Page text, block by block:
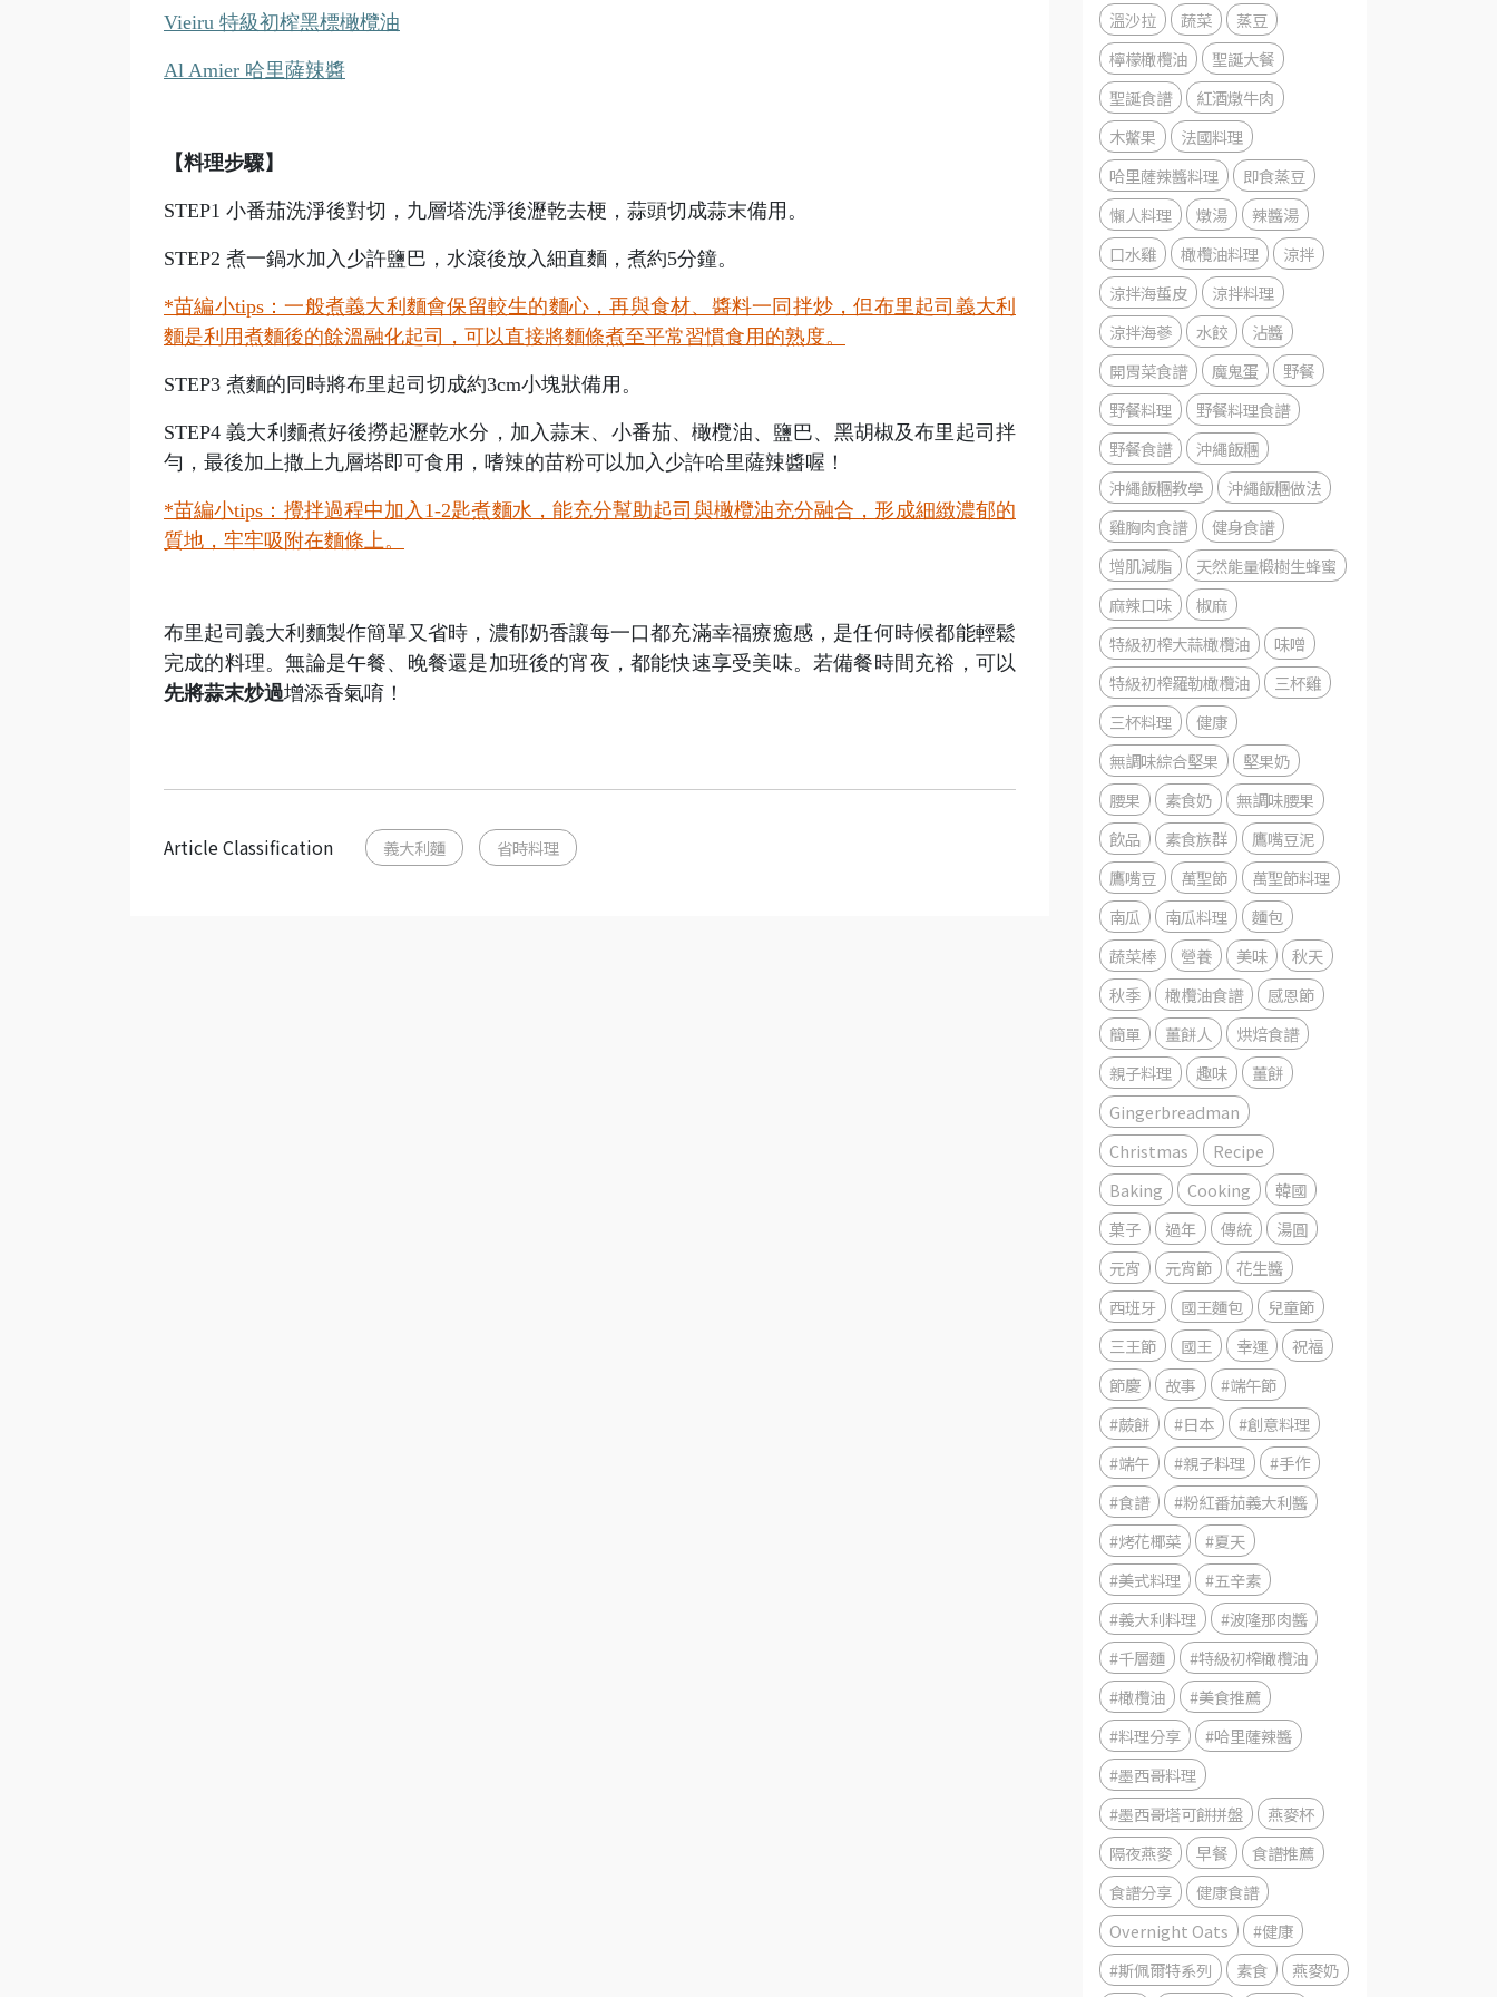
Vieiru 特級初榨黑標橄欖油
Al Amier 哈里薩辣醬
【料理步驟】
STEP1 小番茄洗淨後對切，九層塔洗淨後瀝乾去梗，蒜頭切成蒜末備用。
STEP2 煮一鍋水加入少許鹽巴，水滾後放入細直麵，煮約5分鐘。
*苗編小tips：一般煮義大利麵會保留較生的麵心，再與食材、醬料一同拌炒，但布里起司義大利
麵是利用煮麵後的餘溫融化起司，可以直接將麵條煮至平常習慣食用的熟度。
STEP3 煮麵的同時將布里起司切成約3cm小塊狀備用。
STEP4義大利麵煮好後撈起瀝乾水分，加入蒜末、小番茄、橄欖油、鹽巴、黑胡椒及布里起司拌
勻，最後加上撒上九層塔即可食用，嗜辣的苗粉可以加入少許哈里薩辣醬喔！
*苗編小tips：攪拌過程中加入1-2匙煮麵水，能充分幫助起司與橄欖油充分融合，形成細緻濃郁的
質地，牢牢吸附在麵條上。
布里起司義大利麵製作簡單又省時，濃郁奶香讓每一口都充滿幸福療癒感，是任何時候都能輕鬆
完成的料理。無論是午餐、晚餐還是加班後的宵夜，都能快速享受美味。若備餐時間充裕，可以
先將蒜末炒過增添香氣唷！
Article Classification 義大利麵 省時料理
溫沙拉 蔬菜
蒸豆
檸檬橄欖油
聖誕大餐
聖誕食譜
紅酒燉牛肉
木鱉果
法國料理
哈里薩辣醬料理
即食蒸豆
懶人料理
燉湯
辣醬湯
口水雞
橄欖油料理
涼拌
涼拌海蜇皮
涼拌料理
涼拌海蔘
水餃
沾醬
開胃菜食譜
魔鬼蛋
野餐
野餐料理
野餐料理食譜
野餐食譜
沖繩飯糰
沖繩飯糰教學
沖繩飯糰做法
雞胸肉食譜
健身食譜
增肌減脂
天然能量椴樹生蜂蜜
麻辣口味
椒麻
特級初榨大蒜橄欖油
味噌
特級初榨羅勒橄欖油
三杯雞
三杯料理
健康
無調味綜合堅果
堅果奶
腰果
素食奶
無調味腰果
飲品
素食族群
鷹嘴豆泥
鷹嘴豆
萬聖節
萬聖節料理
南瓜
南瓜料理
麵包
蔬菜棒
營養 美味
秋天
秋季
橄欖油食譜
感恩節
簡單
薑餅人
烘焙食譜
親子料理
趣味
薑餅
Gingerbreadman
Christmas
Recipe
Baking
Cooking
韓國
菓子
過年 傳統
湯圓
元宵
元宵節
花生醬
西班牙
國王麵包
兒童節
三王節
國王 幸運
祝福
節慶
故事
#端午節
#蕨餅
#日本
#創意料理
#端午
#親子料理
#手作
#食譜
#粉紅番茄義大利醬
#烤花椰菜
#夏天
#美式料理
#五辛素
#義大利料理
#波隆那肉醬
#千層麵
#特級初榨橄欖油
#橄欖油
#美食推薦
#料理分享
#哈里薩辣醬
#墨西哥料理
#墨西哥塔可餅拼盤
燕麥杯
隔夜燕麥
早餐
食譜推薦
食譜分享
健康食譜
Overnight Oats
#健康
#斯佩爾特系列
素食 燕麥奶